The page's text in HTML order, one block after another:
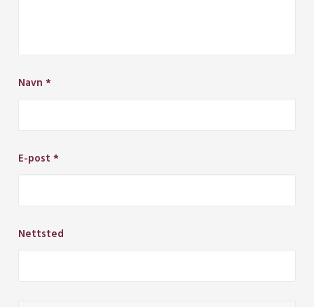
Navn *
E-post *
Nettsted